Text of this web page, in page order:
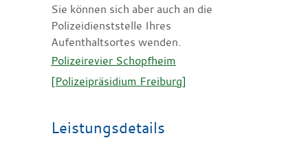
Sie können sich aber auch an die
Polizeidienststelle Ihres
Aufenthaltsortes wenden.
Polizeirevier Schopfheim
[Polizeipräsidium Freiburg]
Leistungsdetails